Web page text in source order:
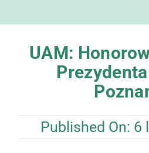
for:
UAM:
Published On: 6